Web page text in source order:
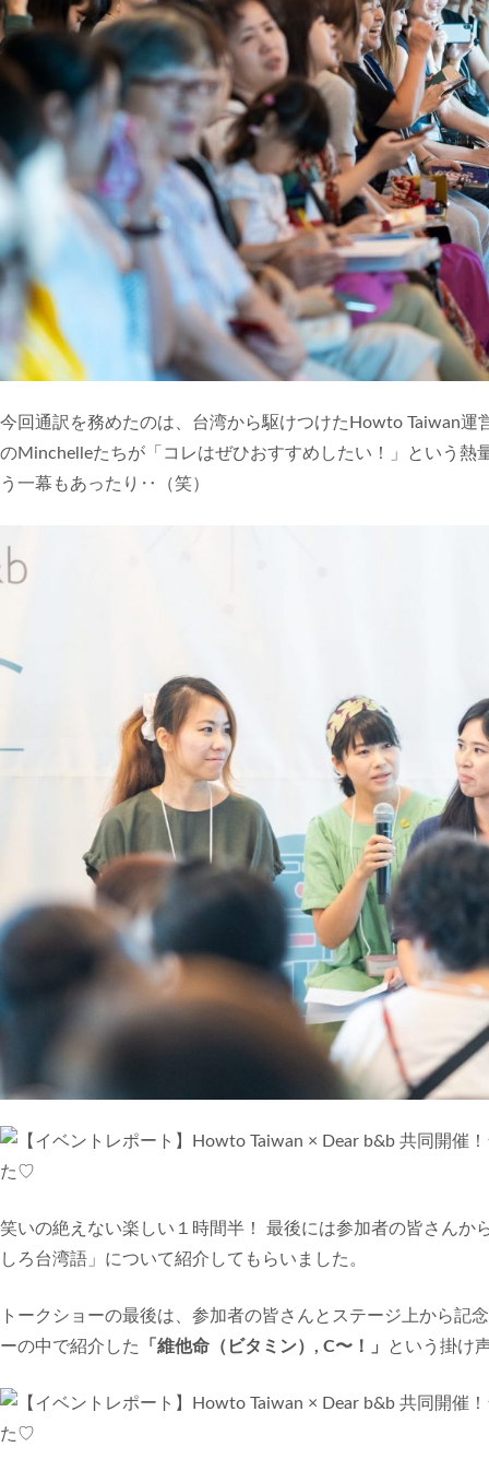
今回通訳を務めたのは、台湾から駆けつけたHowto Taiwan運
のMinchelleたちが「コレはぜひおすすめしたい！」という熱
う一幕もあったり‥（笑）
笑いの絶えない楽しい１時間半！ 最後には参加者の皆さんか
しろ台湾語」について紹介してもらいました。
トークショーの最後は、参加者の皆さんとステージ上から記
ーの中で紹介した
「維他命（ビタミン）, C〜！」 という掛け